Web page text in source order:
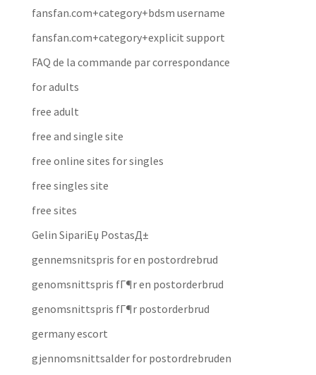
fansfan.com+category+bdsm username
fansfan.com+category+explicit support
FAQ de la commande par correspondance
for adults
free adult
free and single site
free online sites for singles
free singles site
free sites
Gelin SipariЕџ PostasД±
gennemsnitspris for en postordrebrud
genomsnittspris fГ¶r en postorderbrud
genomsnittspris fГ¶r postorderbrud
germany escort
gjennomsnittsalder for postordrebruden